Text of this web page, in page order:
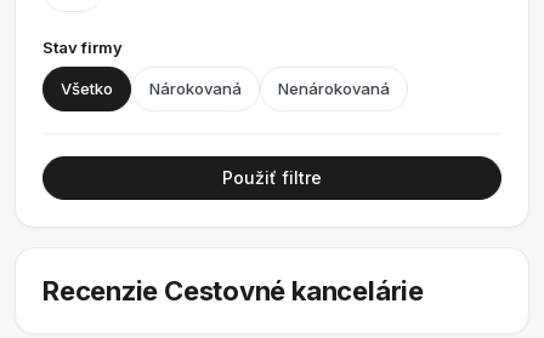
Stav firmy
Všetko Nárokovaná Nenárokovaná
Použiť filtre
Recenzie Cestovné kancelárie